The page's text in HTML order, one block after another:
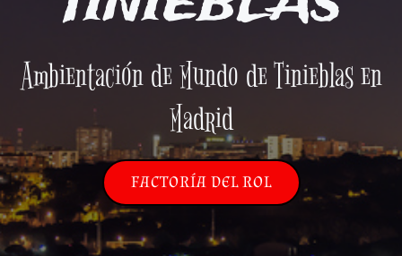
Ambientación de Mundo de Tinieblas en
Madrid
FACTORÍA DEL ROL